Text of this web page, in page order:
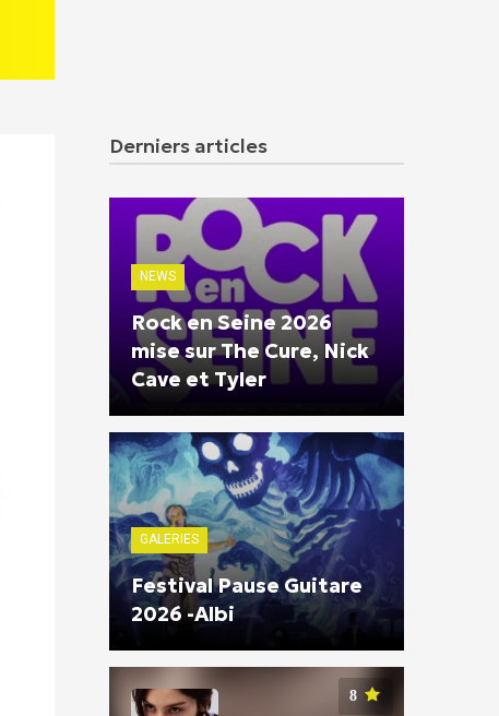
Derniers articles
NEWS
Rock en Seine 2026
mise sur The Cure, Nick
Cave et Tyler
GALERIES
Festival Pause Guitare
2026 -Albi
8